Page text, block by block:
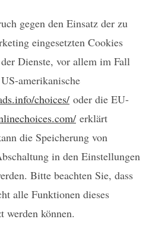
gegen den Einsatz der zu
eingesetzten Cookies
Dienste, vor allem im Fall
amerikanische
choices/ oder die EU-
erklärt
die Speicherung von
in den Einstellungen
Bitte beachten Sie, dass
alle Funktionen dieses
werden können.